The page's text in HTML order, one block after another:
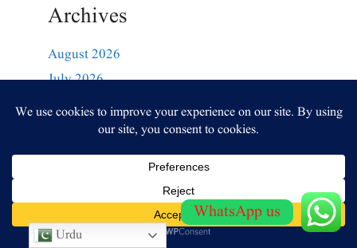
Archives
August 2026
July 2026
June 2026
May 2026
March 2026
February 2025
January 2025
Urdu
WhatsApp us